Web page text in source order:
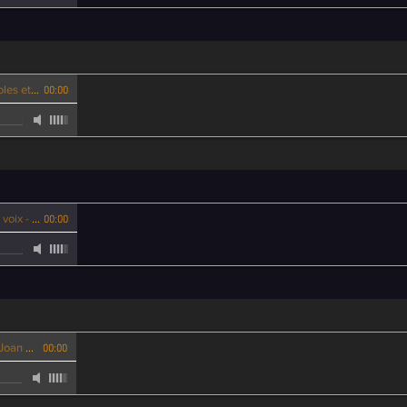
- Joan Ott 00:00
Ott 00:00
Ott 00:00